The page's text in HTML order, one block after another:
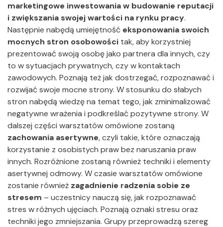
marketingowe inwestowania w budowanie reputacji
i zwiększania swojej wartości na rynku pracy.
Następnie nabędą umiejętność eksponowania swoich
mocnych stron osobowości tak, aby korzystniej
prezentować swoją osobę jako partnera dla innych, czy
to w sytuacjach prywatnych, czy w kontaktach
zawodowych. Poznają też jak dostrzegać, rozpoznawać i
rozwijać swoje mocne strony. W stosunku do słabych
stron nabędą wiedzę na temat tego, jak zminimalizować
negatywne wrażenia i podkreślać pozytywne strony. W
dalszej części warsztatów omówione zostaną
zachowania asertywne, czyli takie, które oznaczają
korzystanie z osobistych praw bez naruszania praw
innych. Rozróżnione zostaną również techniki i elementy
asertywnej odmowy. W czasie warsztatów omówione
zostanie również zagadnienie radzenia sobie ze
stresem – uczestnicy nauczą się, jak rozpoznawać
stres w różnych ujęciach. Poznają oznaki stresu oraz
techniki jego zmniejszania. Grupy przeprowadzą szereg